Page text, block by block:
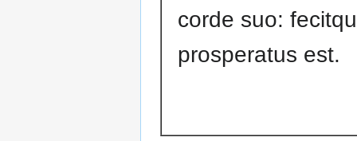
corde suo:
prosperatus est.